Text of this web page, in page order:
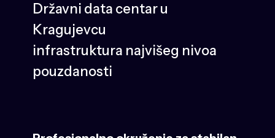
Državni data centar u
Kragujevcu
infrastruktura najvišeg nivoa
pouzdanosti